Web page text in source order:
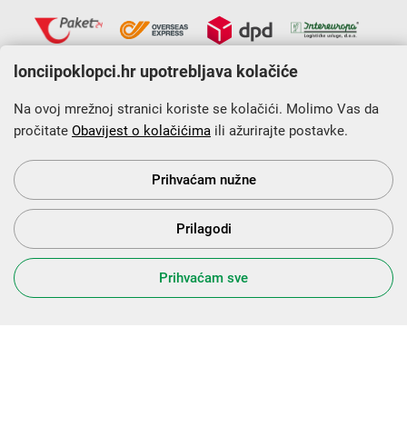
Krajnji primatelj financijskog instrumenta sufinanciranog iz
Europskog fonda za regionalni razvoj u sklopu Operativnog
programa „Konkurentnost i kohezija”.
s Vama od 2014. godine!
lonciipoklopci.hr upotrebljava kolačiće
Na ovoj mrežnoj stranici koriste se kolačići. Molimo Vas da
pročitate Obavijest o kolačićima ili ažurirajte postavke.
Prihvaćam nužne
Prilagodi
Prihvaćam sve